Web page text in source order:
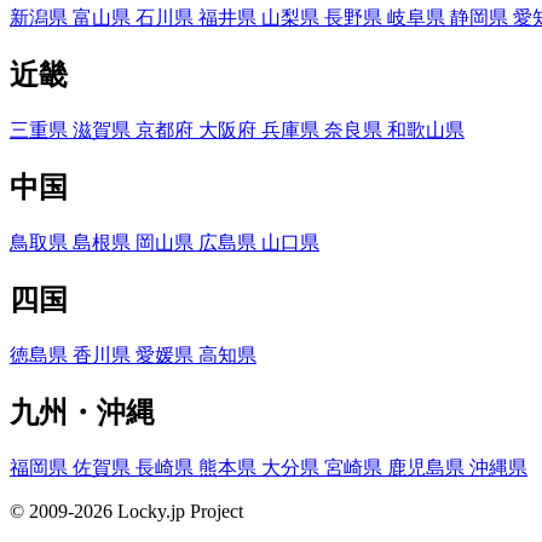
新潟県 富山県 石川県 福井県 山梨県 長野県 岐阜県 静岡県 愛
近畿
三重県 滋賀県 京都府 大阪府 兵庫県 奈良県 和歌山県
中国
鳥取県 島根県 岡山県 広島県 山口県
四国
徳島県 香川県 愛媛県 高知県
九州・沖縄
福岡県 佐賀県 長崎県 熊本県 大分県 宮崎県 鹿児島県 沖縄県
© 2009-2026 Locky.jp Project